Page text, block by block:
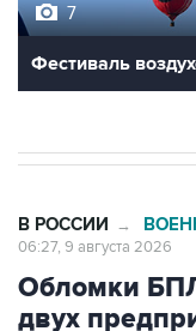
Фестиваль
Обломки
двух
Москва. 9